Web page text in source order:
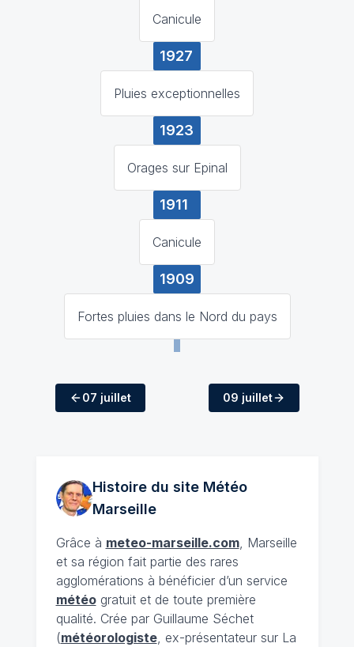
Canicule
1927
Pluies exceptionnelles
1923
Orages sur Epinal
1911
Canicule
1909
Fortes pluies dans le Nord du pays
07 juillet 09 juillet
Histoire du site Météo
Marseille
Grâce à meteo-marseille.com, Marseille
et sa région fait partie des rares
agglomérations à bénéficier d’un service
météogratuit et de toute première
qualité. Crée par Guillaume Séchet
(météorologiste, ex-présentateur sur La